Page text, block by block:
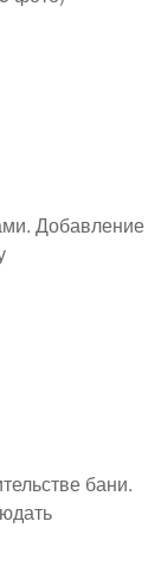
Добавление
бани.